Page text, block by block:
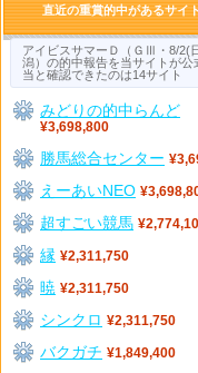
直近の重賞的中があるサイ
アイビスサマーＤ（ＧⅢ・8/2(
潟）の的中報告を当サイトが公
当と確認できたのは14サイト
みどりの的中らんど
¥3,698,800
勝馬総合センター
えーあいNEO
超すごい競馬
縁 ¥2,311,750
暁 ¥2,311,750
シンクロ ¥2,311,750
バクガチ ¥1,849,400